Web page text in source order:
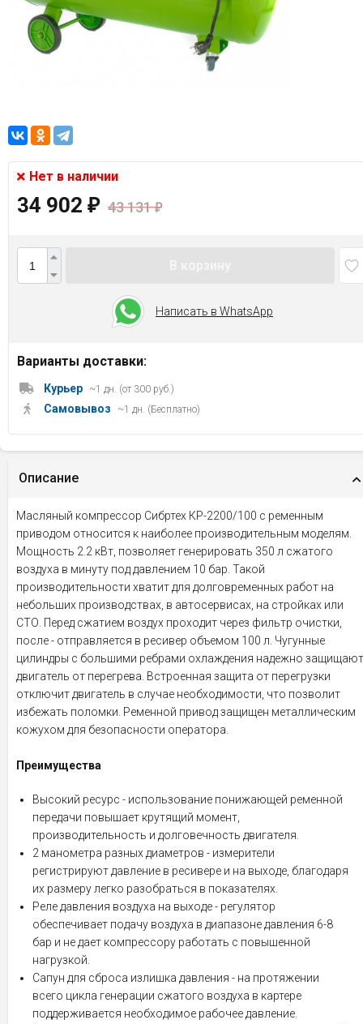
Нет в наличии
34 902 ₽ 43 131₽
Написать в WhatsApp
Варианты доставки:
Курьер ~1 дн. (от 300 руб.)
Самовывоз ~1 дн. (Бесплатно)
Описание
Масляный компрессор Сибртех КР-2200/100 с ременным
приводом относится к наиболее производительным моделям.
Мощность 2.2 кВт, позволяет генерировать 350 л сжатого
воздуха в минуту под давлением 10 бар. Такой
производительности хватит для долговременных работ на
небольших производствах, в автосервисах, на стройках или
СТО. Перед сжатием воздух проходит через фильтр очистки,
после - отправляется в ресивер объемом 100 л. Чугунные
цилиндры с большими ребрами охлаждения надежно защищают
двигатель от перегрева. Встроенная защита от перегрузки
отключит двигатель в случае необходимости, что позволит
избежать поломки. Ременной привод защищен металлическим
кожухом для безопасности оператора.
Преимущества
Высокий ресурс - использование понижающей ременной
передачи повышает крутящий момент,
производительность и долговечность двигателя.
2 манометра разных диаметров - измерители
регистрируют давление в ресивере и на выходе, благодаря
их размеру легко разобраться в показателях.
Реле давления воздуха на выходе - регулятор
обеспечивает подачу воздуха в диапазоне давления 6-8
бар и не дает компрессору работать с повышенной
нагрузкой.
Сапун для сброса излишка давления - на протяжении
всего цикла генерации сжатого воздуха в картере
поддерживается необходимое рабочее давление.